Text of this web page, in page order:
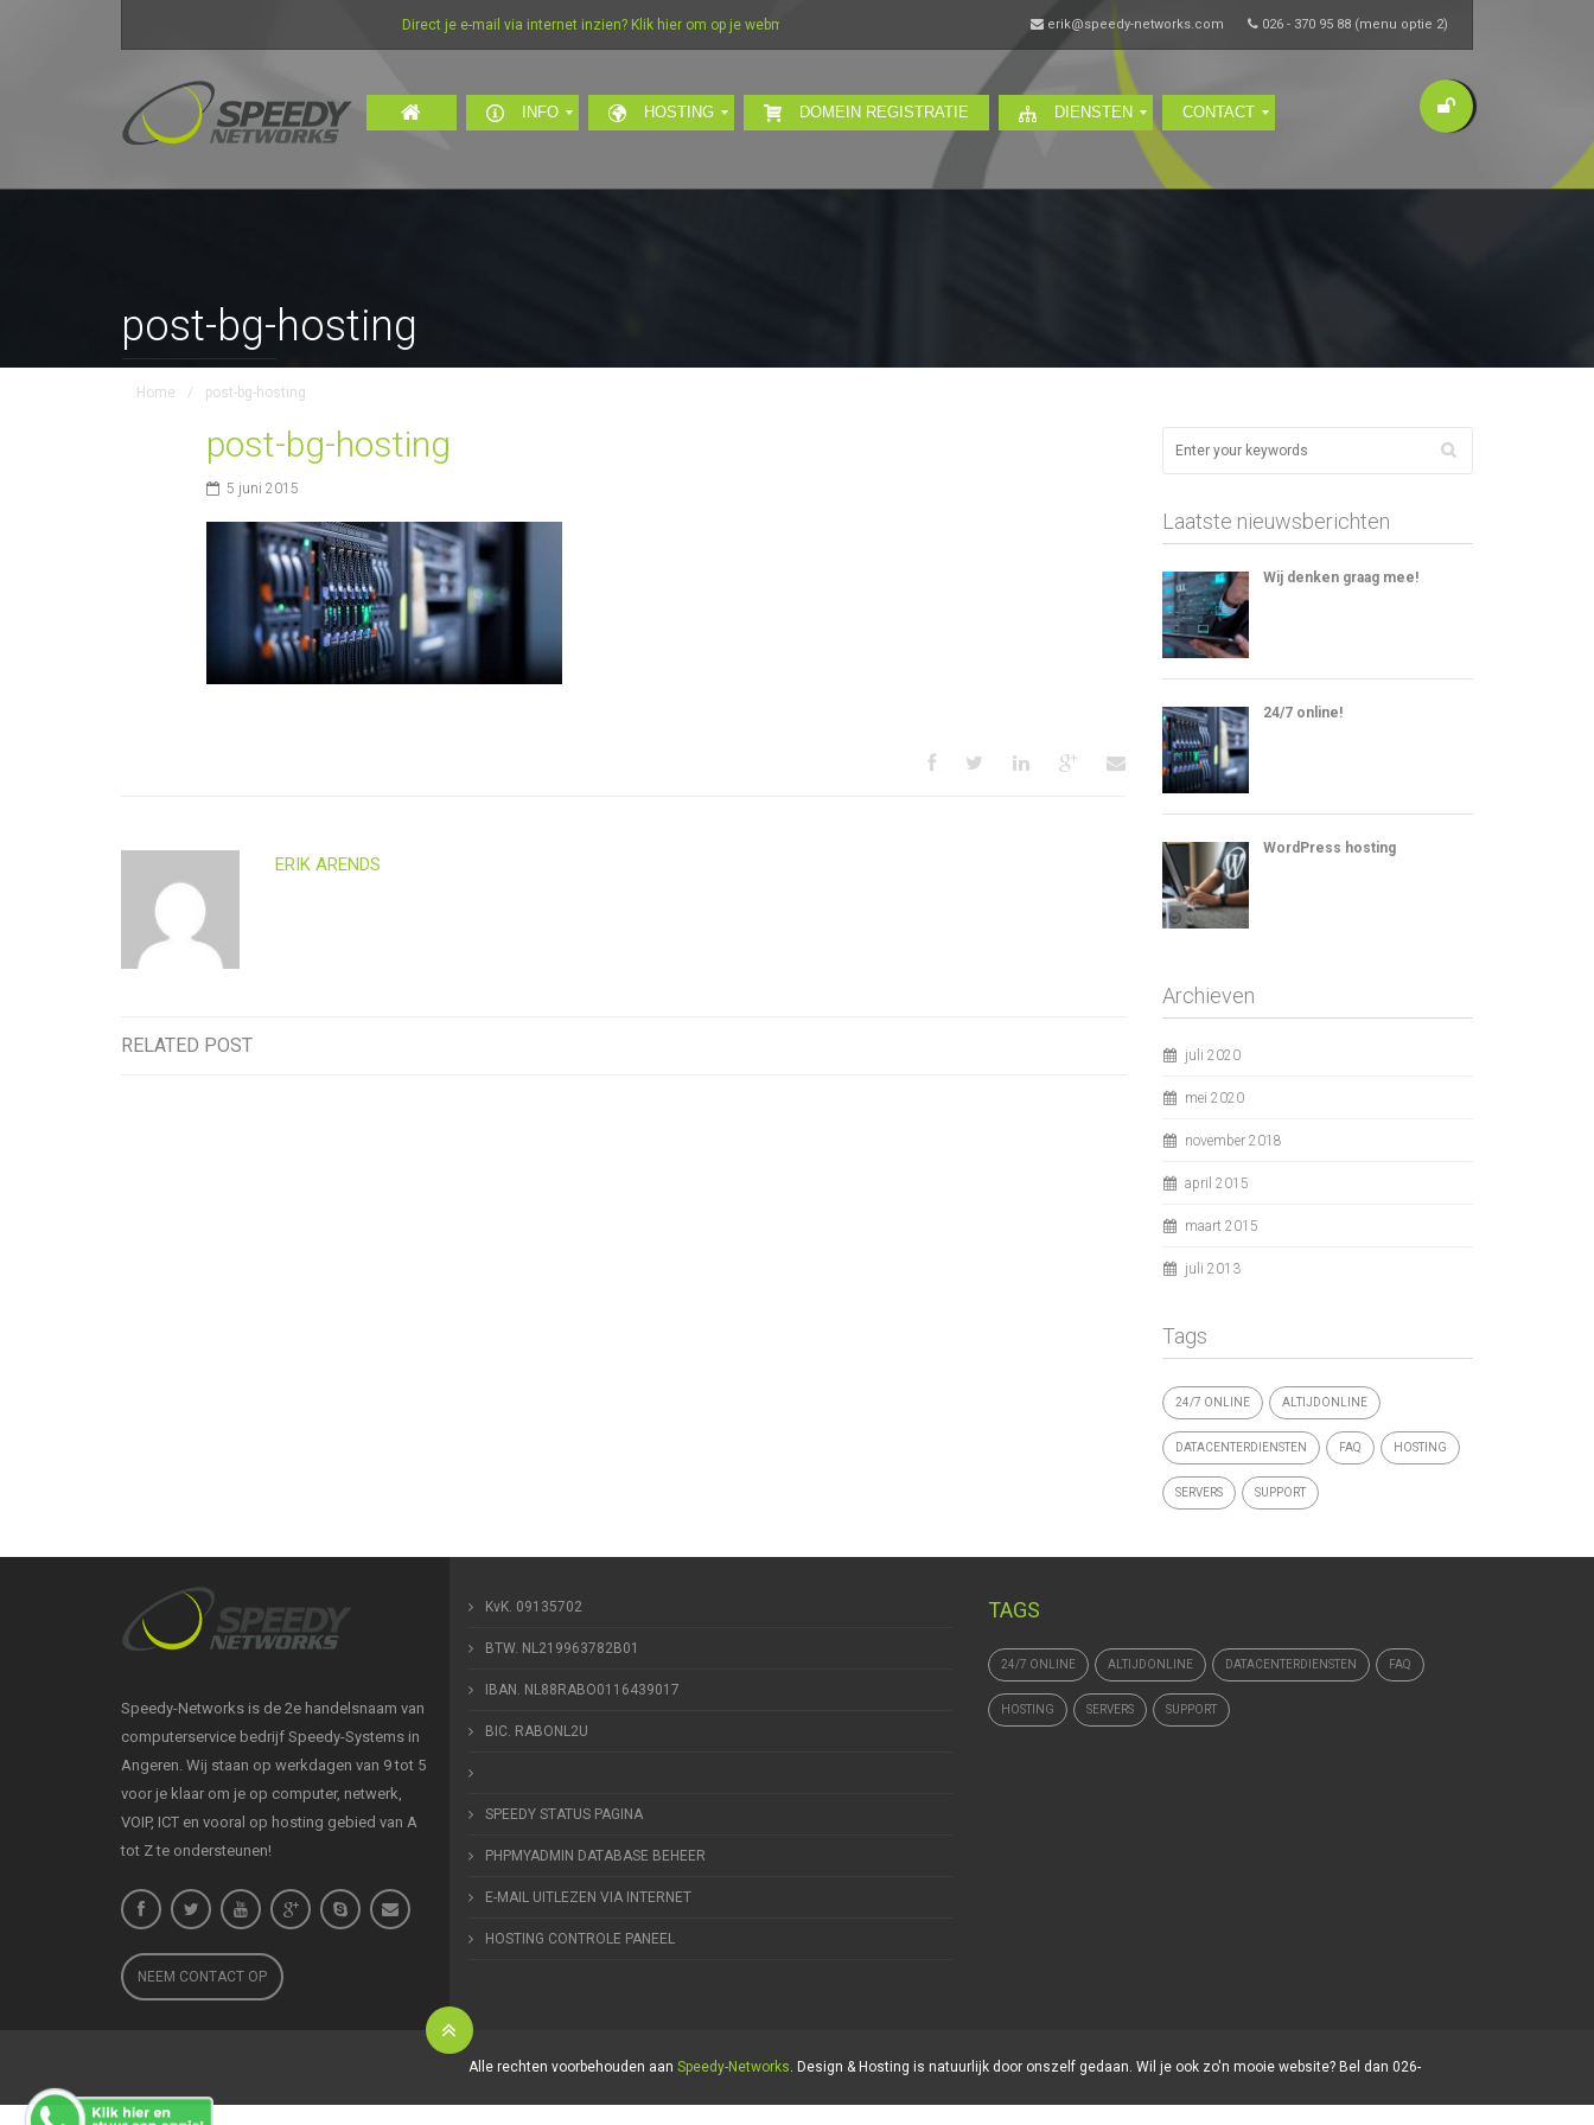
Direct je e-mail via internet inzien? Klik hier om op je webmail in te loggen… erik@speedy-networks.com 026 - 370 95 88 (menu optie 2)
INFO HOSTING DOMEIN REGISTRATIE DIENSTEN CONTACT
post-bg-hosting
Home / post-bg-hosting
post-bg-hosting
5 juni 2015
ERIK ARENDS
RELATED POST
Laatste nieuwsberichten
Wij denken graag mee!
24/7 online!
WordPress hosting
Archieven
juli 2020
mei 2020
november 2018
april 2015
maart 2015
juli 2013
Tags
24/7 ONLINE ALTIJDONLINE
DATACENTERDIENSTEN FAQ HOSTING
SERVERS SUPPORT
Speedy-Networks is de 2e handelsnaam van
computerservice bedrijf Speedy-Systems in
Angeren. Wij staan op werkdagen van 9 tot 5
voor je klaar om je op computer, netwerk,
VOIP, ICT en vooral op hosting gebied van A
tot Z te ondersteunen!
NEEM CONTACT OP
KvK. 09135702
BTW. NL219963782B01
IBAN. NL88RABO0116439017
BIC. RABONL2U
SPEEDY STATUS PAGINA
PHPMYADMIN DATABASE BEHEER
E-MAIL UITLEZEN VIA INTERNET
HOSTING CONTROLE PANEEL
TAGS
24/7 ONLINE ALTIJDONLINE DATACENTERDIENSTEN FAQ
HOSTING SERVERS SUPPORT
Alle rechten voorbehouden aan Speedy-Networks. Design & Hosting is natuurlijk door onszelf gedaan. Wil je ook zo'n mooie website? Bel dan 026-